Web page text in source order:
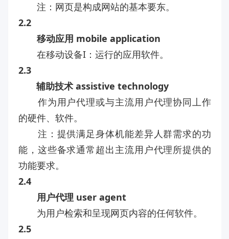
注：网页是构成网站的基本要东。
2.2
移动应用 mobile application
在移动设备I：运行的应用软件。
2.3
辅助技术 assistive technology
作为用户代理或与主流用户代理协同丄作
的硬件、软件。
注：提供满足身体机能差异人群需求的功
能，这些备求通常超出主流用户代理所提供的
功能要求。
2.4
用户代理 user agent
为用户检索和呈现网页内容的任何软件。
2.5